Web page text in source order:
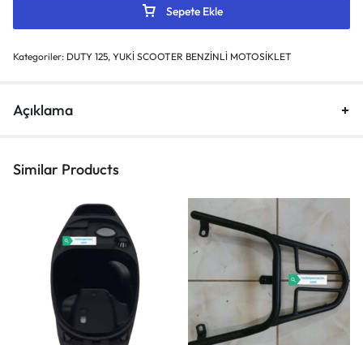
Sepete Ekle
Kategoriler: DUTY 125, YUKİ SCOOTER BENZİNLİ MOTOSİKLET
Açıklama
Similar Products